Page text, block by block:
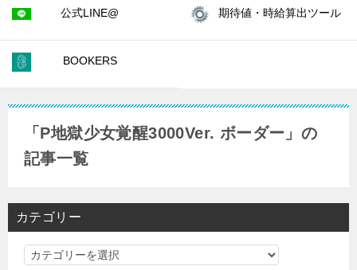
公式LINE@ 期待値・時給算出ツール
BOOKERS
「P地獄少女覚醒3000Ver. ボーダー」の
記事一覧
カテゴリー
カ